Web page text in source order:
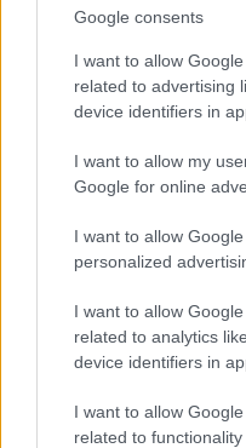
Google consents
I want to allow
related to advertising
device identifiers in
I want to allow my
Google for online
I want to allow
personalized
I want to allow
related to analytics
device identifiers in
I want to allow
related to
Zajlanak az
kilépni készül
szerződésből
2025. június 16.